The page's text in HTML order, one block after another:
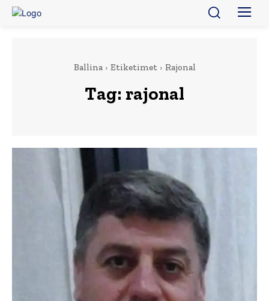
Ballina Etiketimet Rajonal
Tag: rajonal